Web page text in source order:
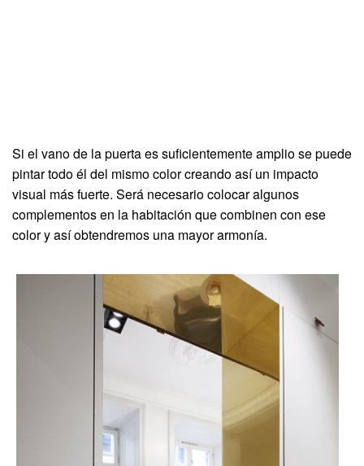
Si el vano de la puerta es suficientemente amplio se puede
pintar todo él del mismo color creando así un impacto
visual más fuerte. Será necesario colocar algunos
complementos en la habitación que combinen con ese
color y así obtendremos una mayor armonía.